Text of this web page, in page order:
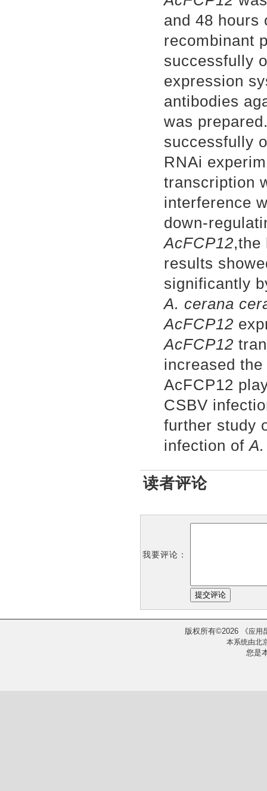
and 48 hours
recombinant
successfully
expression
antibodies
was
successfully
RNAi
transcription
interference
down-
AcFCP12,the
results
significantly
A. cerana
AcFCP12
AcFCP12
increasedthe
AcFCP12
CSBV
further study
infection of
读者评论
我要评论：
版权所有©2026 《应用
本系统由北
您是